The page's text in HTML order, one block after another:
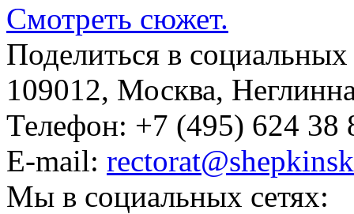
Смотреть сюжет.
Поделиться в социальных
109012, Москва,
Телефон: +7 (495) 624 38
E-mail:
Мы в социальных сетях: